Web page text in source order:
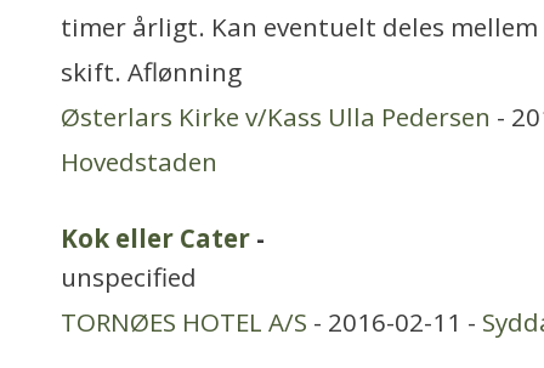
timer årligt. Kan eventuelt deles
skift. Aflønning
Østerlars Kirke v/Kass Ulla Pedersen -
Hovedstaden
Kok eller Cater -
unspecified
TORNØES HOTEL A/S - 2016-02-11 -